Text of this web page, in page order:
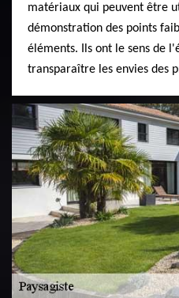
matériaux qui peuvent être
démonstration des points
éléments. Ils ont le sens de
transparaître les envies des